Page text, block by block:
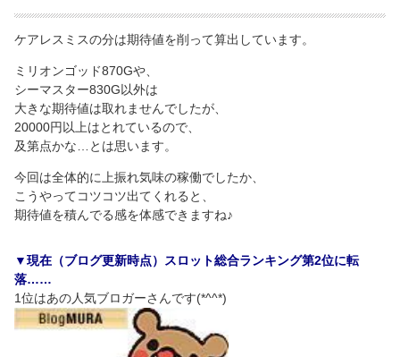
ケアレスミスの分は期待値を削って算出しています。
ミリオンゴッド870Gや、
シーマスター830G以外は
大きな期待値は取れませんでしたが、
20000円以上はとれているので、
及第点かな…とは思います。
今回は全体的に上振れ気味の稼働でしたか、
こうやってコツコツ出てくれると、
期待値を積んでる感を体感できますね♪
▼現在（ブログ更新時点）スロット総合ランキング第2位に転
落……
1位はあの人気ブロガーさんです(*^^*)